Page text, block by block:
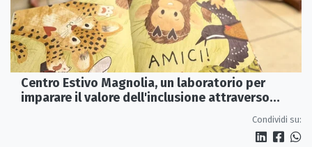
Centro Estivo Magnolia, un laboratorio per
imparare il valore dell'inclusione attraverso
Condividi su: